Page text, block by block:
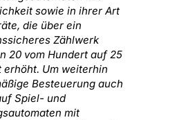
sowie in ihrer Art
die über ein
Zählwerk
20 vom Hundert auf 25
erhöht. Um weiterhin
Besteuerung auch
Spiel- und
mit